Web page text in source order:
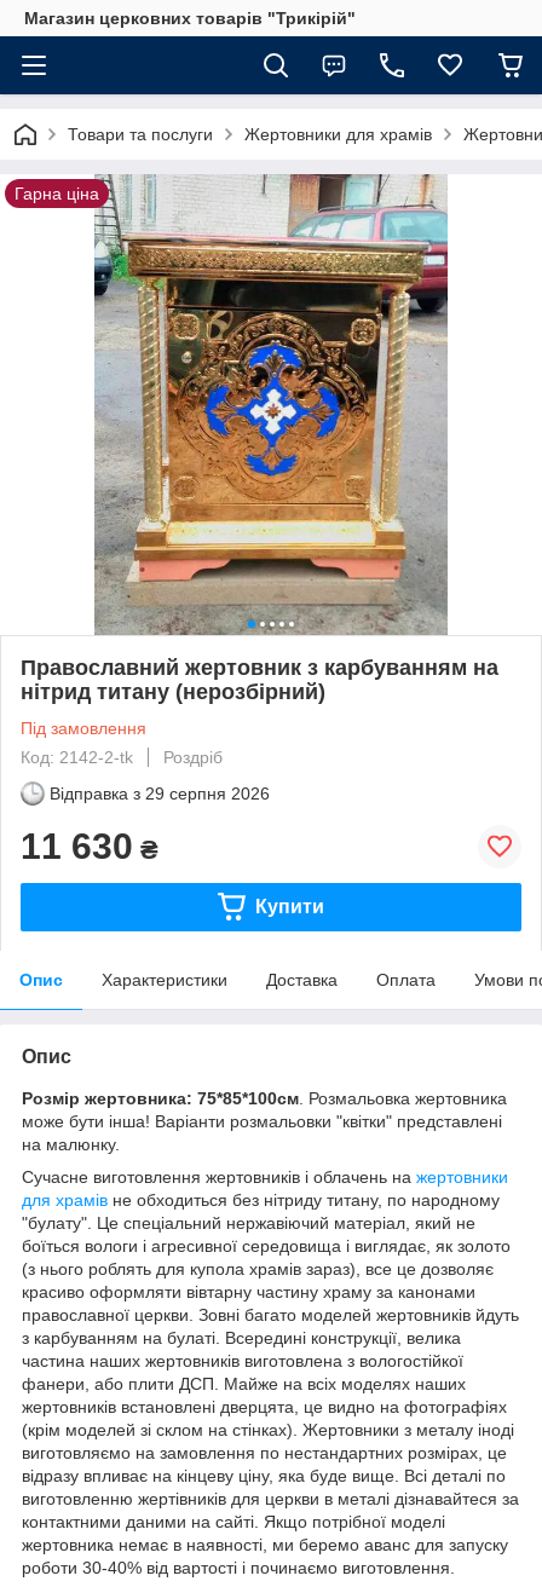
Магазин церковних товарів "Трикірій"
Товари та послуги Жертовники для храмів
Гарна ціна
Православний жертовник з карбуванням на
нітрид титану (нерозбірний)
Під замовлення
Код: 2142-2-tk
Роздріб
Відправка з 29 серпня 2026
11 630 ₴
Купити
Опис Характеристики Доставка Оплата Умови
Опис
Розмір жертовника: 75*85*100см . Розмальовка жертовника
може бути інша! Варіанти розмальовки "квітки" представлені
на малюнку.
Сучасне виготовлення жертовників і облачень на жертовники
для храмів не обходиться без нітриду титану, по народному
"булату". Це спеціальний нержавіючий матеріал, який не
боїться вологи і агресивної середовища і виглядає, як золото
(з нього роблять для купола храмів зараз), все це дозволяє
красиво оформляти вівтарну частину храму за канонами
православної церкви. Зовні багато моделей жертовників йдуть
з карбуванням на булаті. Всередині конструкції, велика
частина наших жертовників виготовлена з вологостійкої
фанери, або плити ДСП. Майже на всіх моделях наших
жертовників встановлені дверцята, це видно на фотографіях
(крім моделей зі склом на стінках). Жертовники з металу іноді
виготовляємо на замовлення по нестандартних розмірах, це
відразу впливає на кінцеву ціну, яка буде вище. Всі деталі по
виготовленню жертівників для церкви в металі дізнавайтеся за
контактними даними на сайті. Якщо потрібної моделі
жертовника немає в наявності, ми беремо аванс для запуску
роботи 30-40% від вартості і починаємо виготовлення.